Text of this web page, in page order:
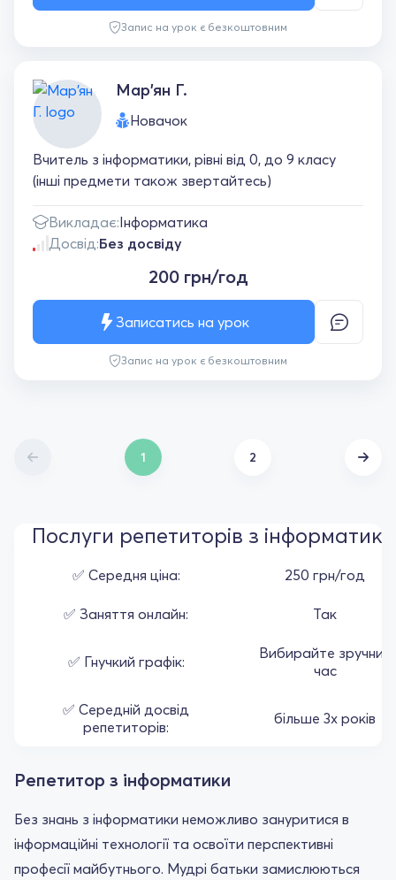
Запис на урок є безкоштовним
Мар'ян Г.
Новачок
Вчитель з інформатики, рівні від 0, до 9 класу
(інші предмети також звертайтесь)
Викладає:Інформатика
Досвід:Без досвіду
200 грн/год
Запис на урок є безкоштовним
Записатись на урок
1 2
Послуги репетиторів з інформатики
✅ Середня ціна: 250 грн/год
✅ Заняття онлайн: Так
✅ Гнучкий графік:
Вибирайте зручний
час
✅ Середній досвід
репетиторів:
більше 3х років
Репетитор з інформатики
Без знань з інформатики неможливо зануритися в
інформаційні технології та освоїти перспективні
професії майбутнього. Мудрі батьки замислюються